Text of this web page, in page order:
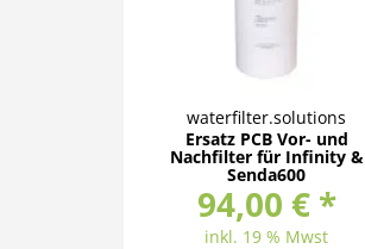
waterfilter.solutions
Ersatz PCB Vor- und
Nachfilter für Infinity &
Senda600
94,00 € *
inkl. 19 % Mwst